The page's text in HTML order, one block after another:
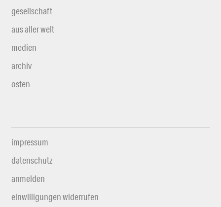
gesellschaft
aus aller welt
medien
archiv
osten
impressum
datenschutz
anmelden
einwilligungen widerrufen